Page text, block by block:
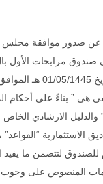
عن صدور موافقة مجلس
مرابحات الأول
والدليل الارشادي الخاص
الاستثمارية “القواعد”
لتتضمن ما يفيد
المنصوص على وجوب